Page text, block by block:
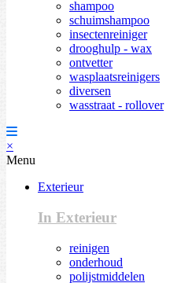
shampoo
schuimshampoo
insectenreiniger
drooghulp - wax
ontvetter
wasplaatsreinigers
diversen
wasstraat - rollover
×
Menu
Exterieur
In Exterieur
reinigen
onderhoud
polijstmiddelen